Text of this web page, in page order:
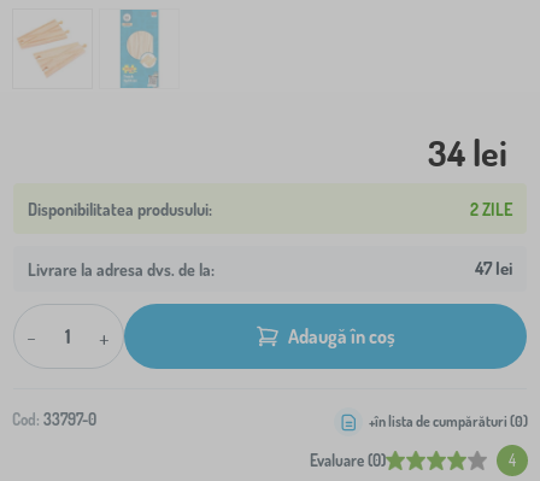
34 lei
2 ZILE
Livrare la adresa dvs. de la: 47 lei
- + Adaugă în coș
Cod: 33797-0
Evaluare (0) 4
+în lista de cumpărături (0)